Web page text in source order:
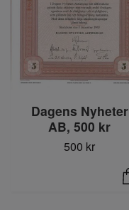
Dagens Nyheter
AB, 500 kr
500 kr